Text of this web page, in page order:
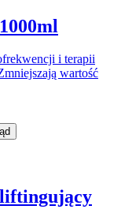
i terapii
wartość